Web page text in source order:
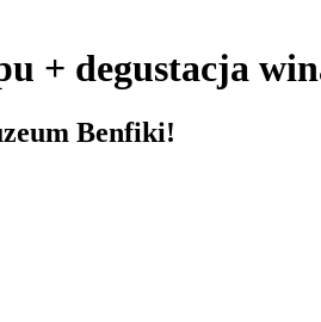
+ degustacja
Benfiki!